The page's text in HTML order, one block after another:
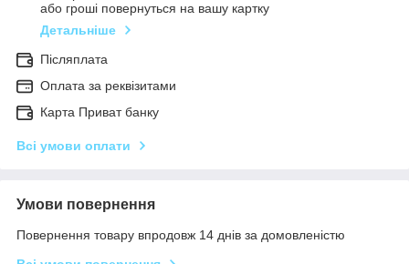
або гроші повернуться на вашу картку
Детальніше
Післяплата
Оплата за реквізитами
Карта Приват банку
Всі умови оплати
Умови повернення
Повернення товару впродовж 14 днів за домовленістю